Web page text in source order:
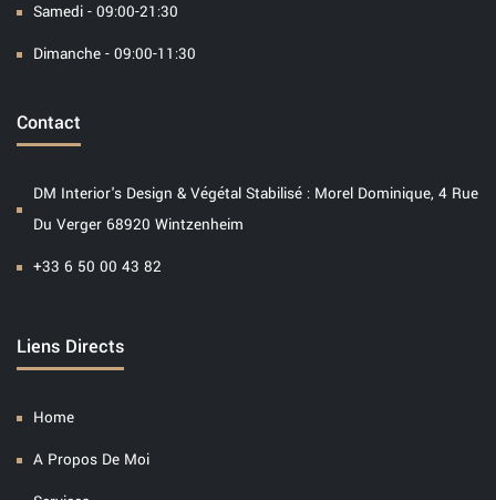
Samedi - 09:00-21:30
Dimanche - 09:00-11:30
Contact
DM Interior's Design & Végétal Stabilisé : Morel Dominique, 4 Rue
Du Verger 68920 Wintzenheim
+33 6 50 00 43 82
Liens Directs
Home
A Propos De Moi